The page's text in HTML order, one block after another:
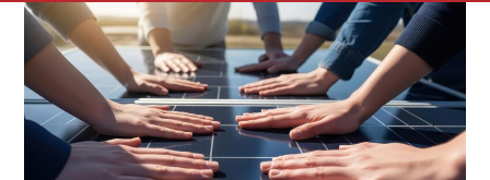
JUILLET 24, 2026